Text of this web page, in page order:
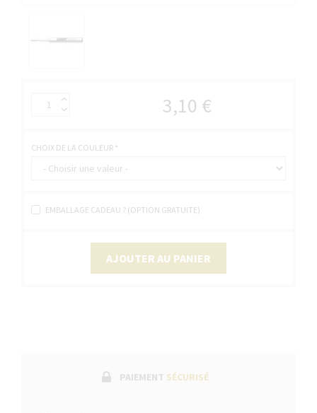
3,10 €
CHOIX DE LA COULEUR *
EMBALLAGE CADEAU ? (OPTION GRATUITE)
AJOUTER AU PANIER
PAIEMENT SÉCURISÉ